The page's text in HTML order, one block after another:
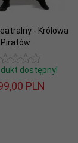
- Królowa
Piratów
dostępny!
00 PLN